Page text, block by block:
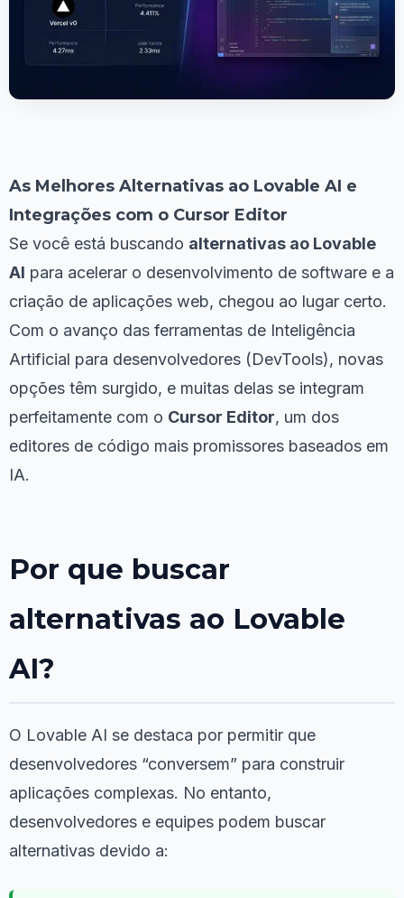
As Melhores Alternativas ao Lovable AI e
Integrações com o Cursor Editor
Se você está buscando alternativas ao Lovable
AI para acelerar o desenvolvimento de software e a
criação de aplicações web, chegou ao lugar certo.
Com o avanço das ferramentas de Inteligência
Artificial para desenvolvedores (DevTools), novas
opções têm surgido, e muitas delas se integram
perfeitamente com o Cursor Editor, um dos
editores de código mais promissores baseados em
IA.
Por que buscar
alternativas ao Lovable
AI?
O Lovable AI se destaca por permitir que
desenvolvedores “conversem” para construir
aplicações complexas. No entanto,
desenvolvedores e equipes podem buscar
alternativas devido a: